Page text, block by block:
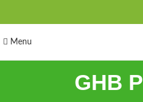
Menu
GHB